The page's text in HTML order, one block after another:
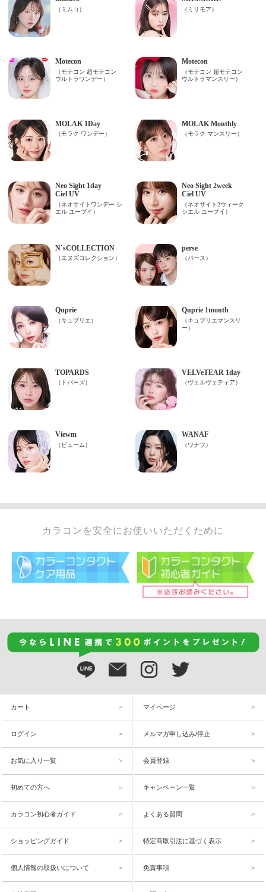
カラコンを安全にお使いいただくために
カート マイページ
ログイン メルマガ申し込み/停止
お気に入り一覧 会員登録
初めての方へ キャンペーン一覧
カラコン初心者ガイド よくある質問
ショッピングガイド 特定商取引法に基づく表示
個人情報の取扱いについて 免責事項